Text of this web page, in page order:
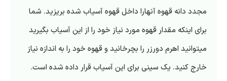
مجدد دانه قهوه آنهارا داخل قهوه آسیاب شده بریزید. شما
برای اینکه مقدار قهوه مورد نیاز خود را از این آسیاب بگیرید
میتوانید اهرم دورزر را بچرخانید و قهوه خود را به اندازه نیاز
خارج کنید. یک سینی برای این آسیاب قرار داده شده است.